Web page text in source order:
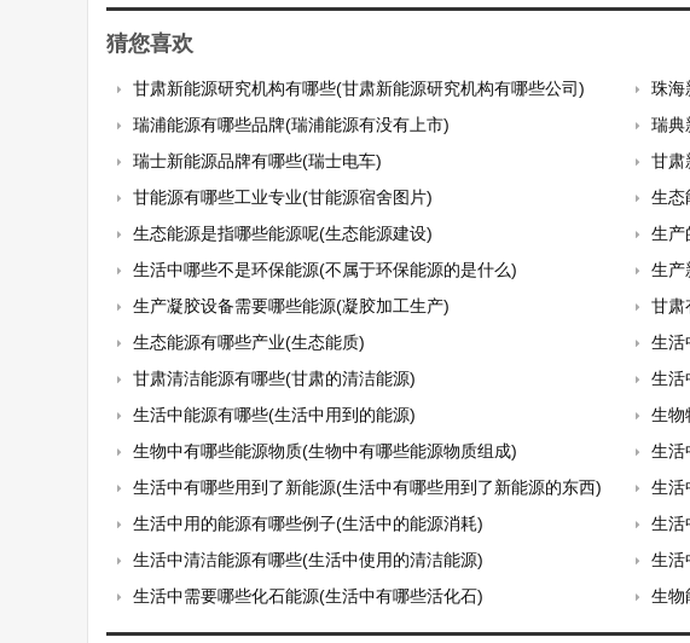
猜您喜欢
甘肃新能源研究机构有哪些(甘肃新能源研究机构有哪些公司)
珠海
瑞浦能源有哪些品牌(瑞浦能源有没有上市)
瑞典
瑞士新能源品牌有哪些(瑞士电车)
甘肃
甘能源有哪些工业专业(甘能源宿舍图片)
生态
生态能源是指哪些能源呢(生态能源建设)
生产
生活中哪些不是环保能源(不属于环保能源的是什么)
生产
生产凝胶设备需要哪些能源(凝胶加工生产)
甘肃
生态能源有哪些产业(生态能质)
生活
甘肃清洁能源有哪些(甘肃的清洁能源)
生活
生活中能源有哪些(生活中用到的能源)
生物
生物中有哪些能源物质(生物中有哪些能源物质组成)
生活
生活中有哪些用到了新能源(生活中有哪些用到了新能源的东西)
生活
生活中用的能源有哪些例子(生活中的能源消耗)
生活
生活中清洁能源有哪些(生活中使用的清洁能源)
生活
生活中需要哪些化石能源(生活中有哪些活化石)
生物